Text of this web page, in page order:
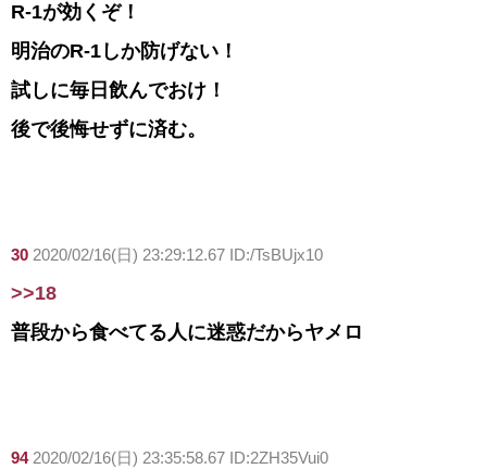
R-1が効くぞ！
明治のR-1しか防げない！
試しに毎日飲んでおけ！
後で後悔せずに済む。
30 2020/02/16(日) 23:29:12.67 ID:/TsBUjx10
>>18
普段から食べてる人に迷惑だからヤメロ
94 2020/02/16(日) 23:35:58.67 ID:2ZH35Vui0